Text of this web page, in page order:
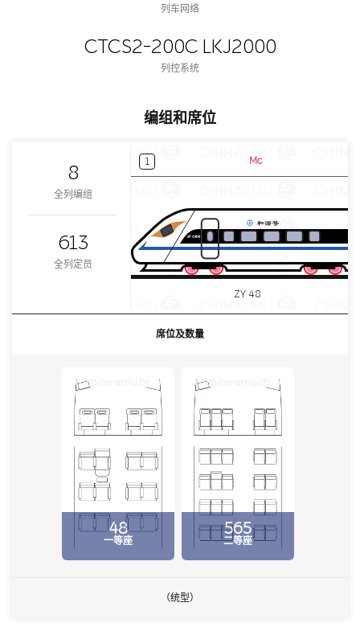
列车网络
CTCS2-200C LKJ2000
列控系统
编组和席位
8
全列编组
613
全列定员
1 Mc
ZY 48
席位及数量
48
一等座
china-emu.cn
565
二等座
china-emu.cn
（统型）